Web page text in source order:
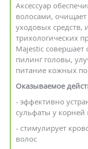
Аксессуар
волосами, очищает
уходовых средств,
трихологических
Majestic
пилинг головы,
питание кожных
Оказываемое
- эффективно
сульфаты у корней
- стимулирует
волос